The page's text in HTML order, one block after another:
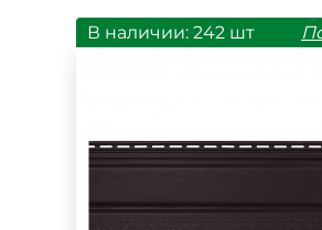
В наличии: 242 шт